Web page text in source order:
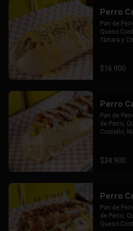
Perro
Pan de
Queso
Tártara y
$16.900
Perro
Pan de
de Perro,
Costeño,
$34.900
Perro
Pan de
de Perro,
Queso